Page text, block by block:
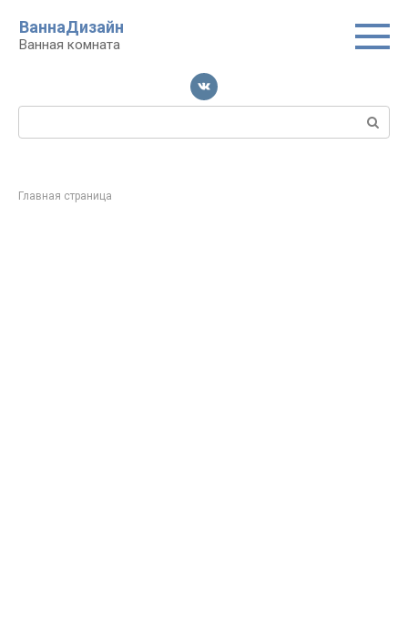
контенту
ВаннаДизайн
Ванная комната
Поиск:
Главная страница